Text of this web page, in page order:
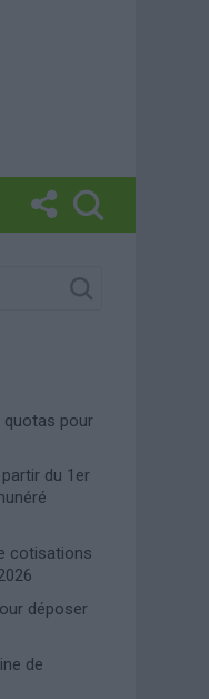
quotas pour
du 1er
cotisations
déposer
de